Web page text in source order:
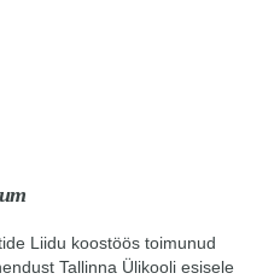
Liidu koostöös toimunud
Tallinna Ülikooli esisele